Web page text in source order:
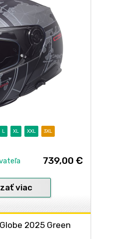
L XL XXL 3XL
739,00 €
viac
2025 Green